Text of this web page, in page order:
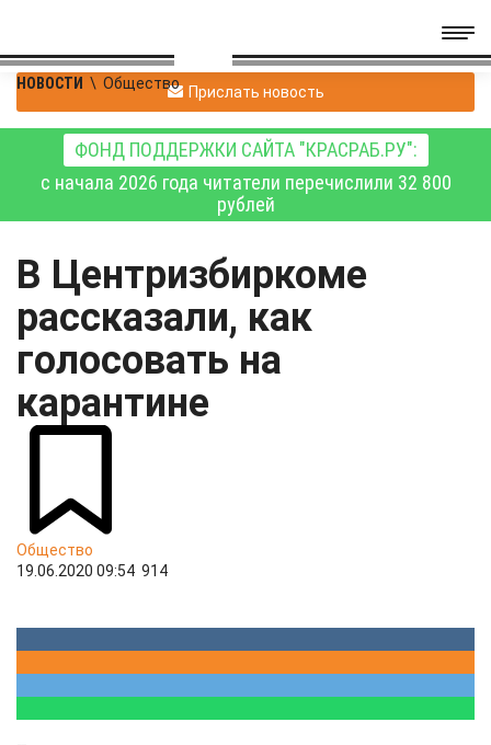
НОВОСТИ \ Общество Прислать новость
ФОНД ПОДДЕРЖКИ САЙТА "КРАСРАБ.РУ":
с начала 2026 года читатели перечислили 32 800
рублей
В Центризбиркоме
рассказали, как
голосовать на
карантине
Общество
19.06.2020 09:54 914